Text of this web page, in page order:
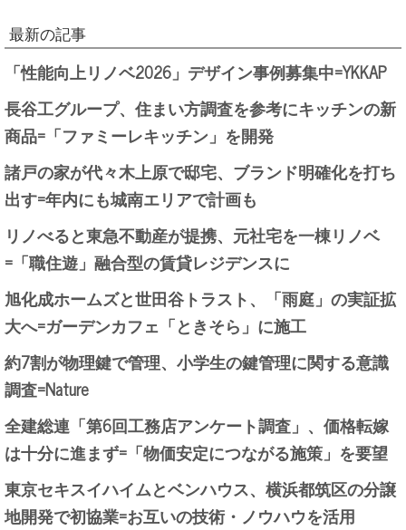
最新の記事
「性能向上リノベ2026」デザイン事例募集中=YKKAP
長谷工グループ、住まい方調査を参考にキッチンの新
商品=「ファミーレキッチン」を開発
諸戸の家が代々木上原で邸宅、ブランド明確化を打ち
出す=年内にも城南エリアで計画も
リノべると東急不動産が提携、元社宅を一棟リノベ
=「職住遊」融合型の賃貸レジデンスに
旭化成ホームズと世田谷トラスト、「雨庭」の実証拡
大へ=ガーデンカフェ「ときそら」に施工
約7割が物理鍵で管理、小学生の鍵管理に関する意識
調査=Nature
全建総連「第6回工務店アンケート調査」、価格転嫁
は十分に進まず=「物価安定につながる施策」を要望
東京セキスイハイムとベンハウス、横浜都筑区の分譲
地開発で初協業=お互いの技術・ノウハウを活用